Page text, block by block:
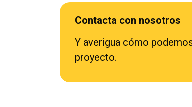
Contacta con nosotros
Y averigua cómo
proyecto.